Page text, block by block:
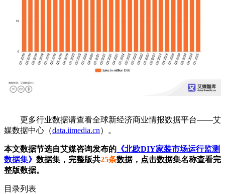
更多行业数据请查看全球新经济商业情报数据平台——艾
媒数据中心（data.iimedia.cn）。
本文数据节选自艾媒咨询发布的 《北欧DIY家装市场运行监测
数据集》 数据集，完整版共25条数据，点击数据集名称查看完
整版数据。
目录列表